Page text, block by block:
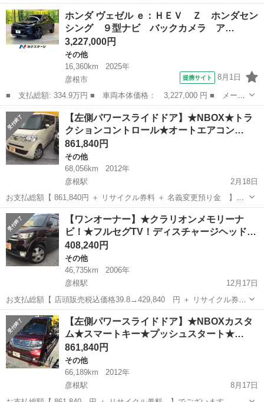
品させて頂きます車両は、 「日本にベストな新しいのりものを創造し
たい」という思いを込めた 軽乗用車「N」シリーズの第一弾モデル「N
BO...
滋賀 彦根市 彦根駅 その他
ホンダ ヴェゼル ｅ：ＨＥＶ Ｚ ホンダセン
シング ９型ナビ バックカメラ ア…
3,227,000円
その他
16,360km
2025年
彦根市
提携サイト 8月1日
■ 支払総額: 334.9万円 ■ 車両本体価格： 3,227,000 円 ■ メーカ
ー名： ホンダ ■ 車種名： ヴェゼル ■ グレード名： ｅ：ＨＥ
Ｖ Ｚ ホンダセンシング ９型ナビ バックカメラ アダプティブ
クルーズ...
滋賀 彦根市 その他
【左側パワースライドドア】★NBOX★トラ
クションコントロール★オートエアコン…
861,840円
その他
68,056km
2012年
彦根駅
2月18日
お支払総額【 861,840円 ＋ リサイクル券料 ＋ 名義変更預り金 】で
ございます。 ※名義変更確認後、預り金は返金させて頂きます。 今回
出品させて頂きます車両は、 「日本にベストな新しいのりものを創
造...
滋賀 彦根市 その他 NBOX
【ワンオーナー】★クラリオンメモリーナ
ビ！★フルセグTV！ディスチャージヘッド…
408,240円
その他
46,735km
2006年
彦根駅
12月17日
お支払総額【 店頭販売税込価格39.8→429,840 円 ＋ リサイクル券
料 】でございます。 今回出品させて頂きます車両は、 イカツクかっ
こいい！ 男女問わずクールに乗れるお車！ ゼストスポーツです＼...
滋賀 彦根市 彦根駅 ヘッドライト
【左側パワースライドドア】★NBOXカスタ
ム★スマートキー★プッシュスタート★…
861,840円
その他
66,189km
2012年
彦根駅
8月17日